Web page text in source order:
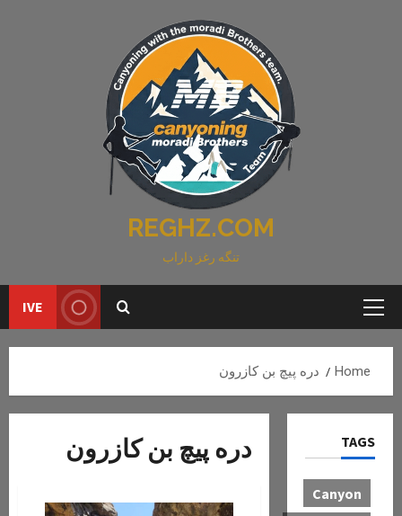
REGHZ.COM
تنگه رغز داراب
Primary
IVE
Home دره پیچ بن کازرون
دره پیچ بن کازرون TAGS
Canyon